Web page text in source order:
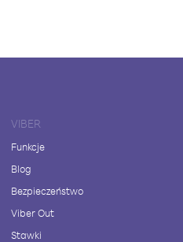
VIBER
Funkcje
Blog
Bezpieczeństwo
Viber Out
Stawki